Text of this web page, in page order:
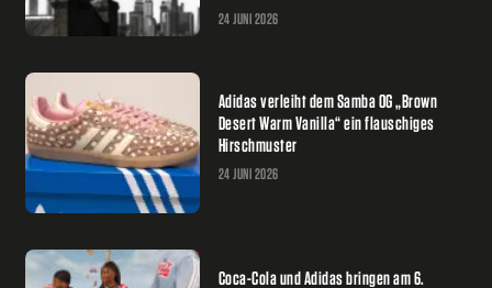
24 JUNI 2026
Adidas verleiht dem Samba OG „Brown
Desert Warm Vanilla“ ein flauschiges
Hirschmuster
24 JUNI 2026
Coca-Cola und Adidas bringen am 6.